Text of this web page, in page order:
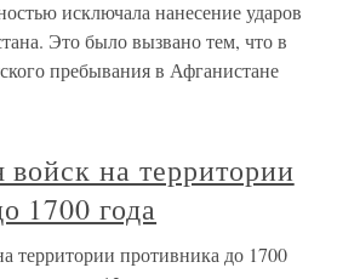
исключала нанесение ударов
Это было вызвано тем, что в
пребывания в Афганистане
войск на территории
1700 года
территории противника до 1700